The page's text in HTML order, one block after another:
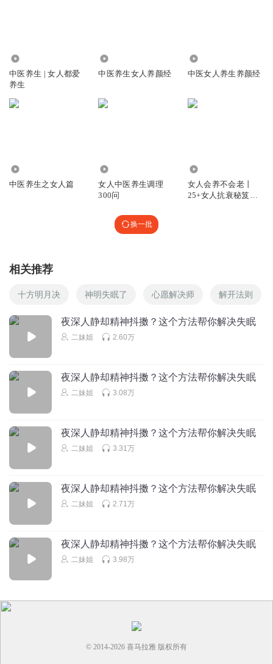
中医养生 | 女人都爱
养生
中医养生女人养颜经 中医女人养生养颜经
中医养生之女人篇
女人中医养生调理
300问
女人会养不会老丨
25+女人抗衰秘笈丨
换一批
相关推荐
十方明月决 神明失眠了 心愿解决师 解开法则
夜深人静却精神抖擞？这个方法帮你解决失眠
二妹姐 2.60万
夜深人静却精神抖擞？这个方法帮你解决失眠
二妹姐 3.08万
夜深人静却精神抖擞？这个方法帮你解决失眠
二妹姐 3.31万
夜深人静却精神抖擞？这个方法帮你解决失眠
二妹姐 2.71万
夜深人静却精神抖擞？这个方法帮你解决失眠
二妹姐 3.98万
© 2014-2026 喜马拉雅 版权所有